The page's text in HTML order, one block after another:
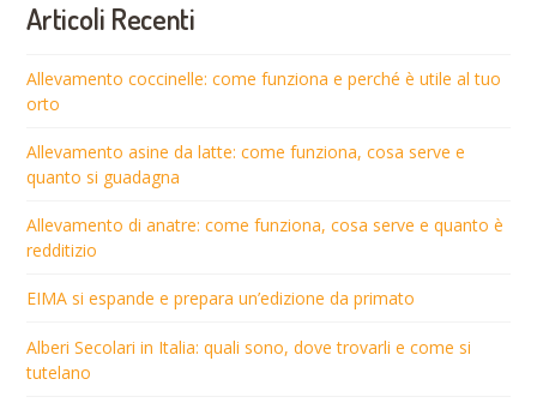
Articoli Recenti
Allevamento coccinelle: come funziona e perché è utile al tuo
orto
Allevamento asine da latte: come funziona, cosa serve e
quanto si guadagna
Allevamento di anatre: come funziona, cosa serve e quanto è
redditizio
EIMA si espande e prepara un’edizione da primato
Alberi Secolari in Italia: quali sono, dove trovarli e come si
tutelano